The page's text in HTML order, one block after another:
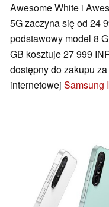
Awesome White i
5G zaczyna się od 24
podstawowy model 8
GB kosztuje 27 999
dostępny do zakupu
internetowej Samsung